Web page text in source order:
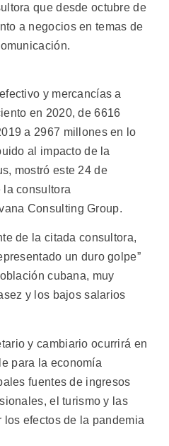
que desde octubre de
a negocios en temas de
y mercancías a
en 2020, de 6616
a 2967 millones en lo
al impacto de la
mostró este 24 de
la consultora
Consulting Group.
de la citada consultora,
un duro golpe”
cubana, muy
y los bajos salarios
y cambiario ocurrirá en
para la economía
fuentes de ingresos
el turismo y las
efectos de la pandemia